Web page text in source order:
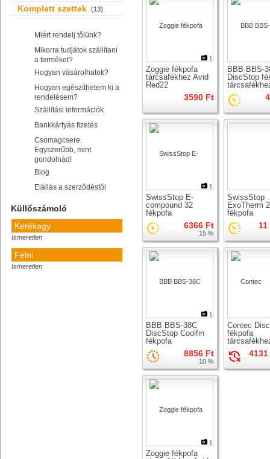
Komplett szettek (13)
Miért rendelj tőlünk?
Mikorra tudjátok szállítani
a terméket?
Hogyan vásárolhatok?
Hogyan egészíthetem ki a
rendelésem?
Szállítási információk
Bankkártyás fizetés
Csomagcsere.
Egyszerűbb, mint
gondolnád!
Blog
Elállás a szerződéstől
Küllőszámoló
Kerékagy
Ismeretlen
Felni
Ismeretlen
1
Zoggie fékpofa
tárcsafékhez Avid
Red22
3590 Ft
BBB BBS-
DiscStop
1
SwissStop E-
compound 32
fékpofa
tárcsafékhez6366 Ft
15 %
SwissStop
ExoTherm
fékpofa
1
BBB BBS-38C
DiscStop Coolfin
fékpofa
tárcsafékhez8856 Ft
10 %
Contec
fékpofa
1
Zoggie fékpofa